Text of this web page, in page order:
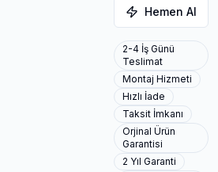
Hemen Al
2-4 İş Günü
Teslimat
Montaj Hizmeti
Hızlı İade
Taksit İmkanı
Orjinal Ürün
Garantisi
2 Yıl Garanti